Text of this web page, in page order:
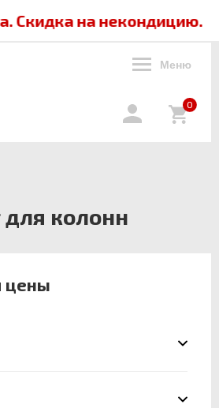
Скидка на некондицию.
0
Меню
колонн
цены